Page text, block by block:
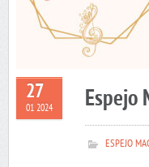
27
01 2024 Espejo
ESPEJO